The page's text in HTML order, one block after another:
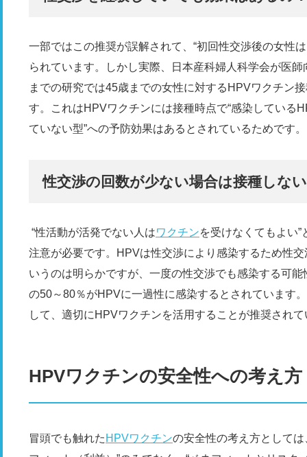
一部ではこの推奨が誤解されて、“初回性交渉後の女性
られています。しかし実際、日本産科婦人科学会が医
までの研究では45歳までの女性に対するHPVワクチン
す。これはHPVワクチンには接種時点で“感染している
ていない型”への予防効果はあるとされているためです。
性交渉の回数が少ない場合は接種しな
“性活動が活発でない人はワクチンを受けなくてもよい
注意が必要です。HPVは性交渉により感染するため性
いうのは明らかですが、一度の性交渉でも感染する可
の50～80％がHPVに一過性に感染するとされています
して、適切にHPVワクチンを活用することが推奨され
HPVワクチンの安全性への考え方
冒頭でも触れた HPVワクチンの安全性の考え方としては